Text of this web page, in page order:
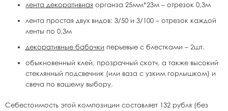
лента декоративная органза 25мм*23м – отрезок 0,3м
лента простая двух видов: 3/50 и 3/100 – отрезок каждой
ленты по 0,3м
декоративные бабочки перьевые с блестками – 2шт.
обыкновенный клей, прозрачный скотч, а также высокий
стеклянный подсвечник (или ваза с узким горлышком) и
свеча по вашему выбору.
Себестоимость этой композиции составляет 132 рубля (без